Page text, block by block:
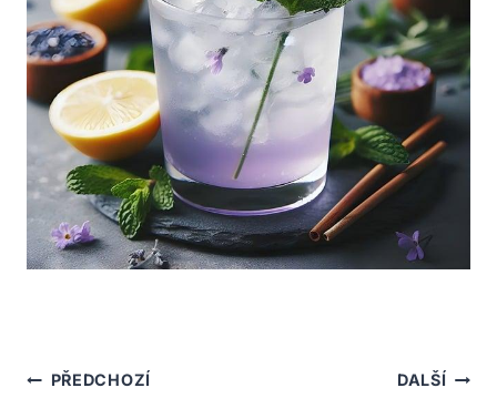
Navigace
PŘEDCHOZÍ DALŠÍ